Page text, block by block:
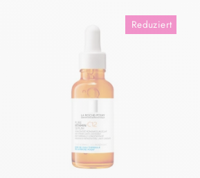
Reduziert